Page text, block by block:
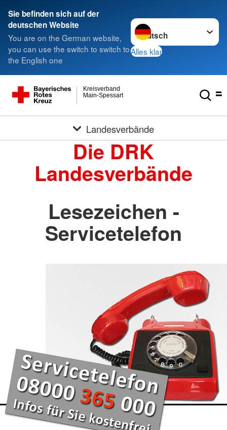
Sie befinden sich auf der
deutschen Website
You are on the German website,
you can use the switch to switch to
the English one
Sprache wechseln zu
Alles klar
Main-Spessart
Kreisverband
Landesverbände
Die DRK
Landesverbände
Lesezeichen -
Servicetelefon